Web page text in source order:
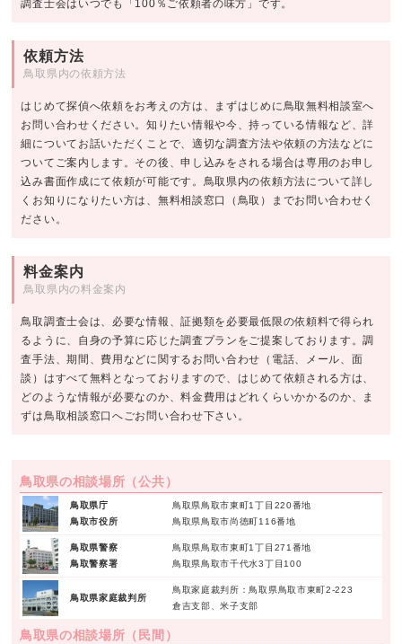
調査士会はいつでも「100％ご依頼者の味方」です。
依頼方法
鳥取県内の依頼方法
はじめて探偵へ依頼をお考えの方は、まずはじめに鳥取無料相談室へ
お問い合わせください。知りたい情報や今、持っている情報など、詳
細についてお話いただくことで、適切な調査方法や依頼の方法などに
ついてご案内します。その後、申し込みをされる場合は専用のお申し
込み書面作成にて依頼が可能です。鳥取県内の依頼方法について詳し
くお知りになりたい方は、無料相談窓口（鳥取）までお問い合わせく
ださい。
料金案内
鳥取県内の料金案内
鳥取調査士会は、必要な情報、証拠類を必要最低限の依頼料で得られ
るように、自身の予算に応じた調査プランをご提案しております。調
査手法、期間、費用などに関するお問い合わせ（電話、メール、面
談）はすべて無料となっておりますので、はじめて依頼される方は、
どのような情報が必要なのか、料金費用はどれくらいかかるのか、ま
ずは鳥取相談窓口へごお問い合わせ下さい。
鳥取県の相談場所（公共）
鳥取県庁
鳥取市役所
鳥取県鳥取市東町1丁目220番地
鳥取県鳥取市尚徳町116番地
鳥取県警察
鳥取警察署
鳥取県鳥取市東町1丁目271番地
鳥取県鳥取市千代水3丁目100
鳥取県家庭裁判所
鳥取家庭裁判所：鳥取県鳥取市東町2-223
倉吉支部、米子支部
鳥取県の相談場所（民間）